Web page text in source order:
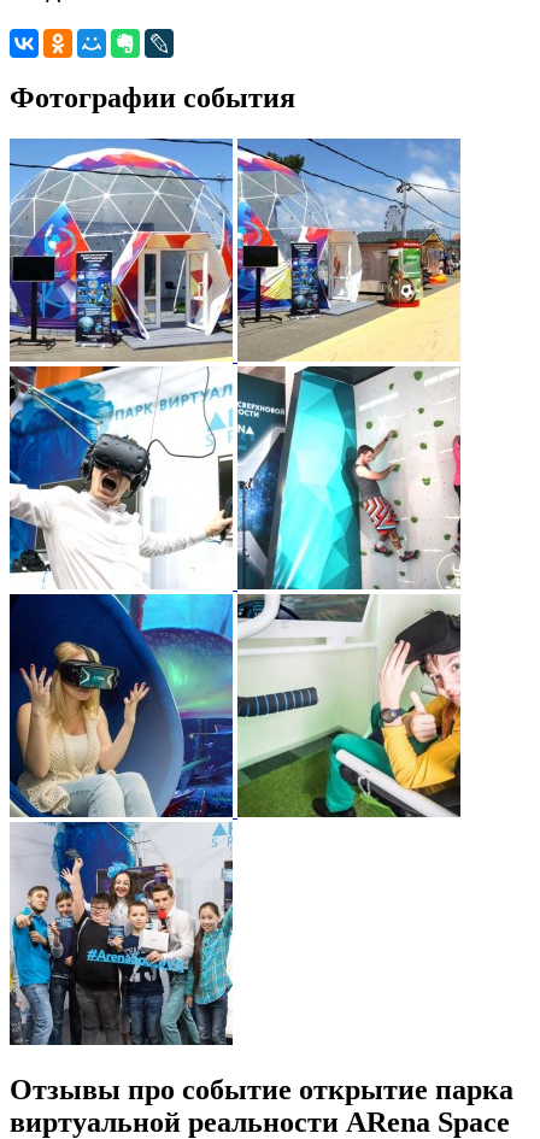
Фотографии события
Отзывы про событие открытие парка
виртуальной реальности ARena Space